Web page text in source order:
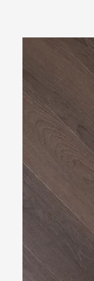
Rivièra
Collection